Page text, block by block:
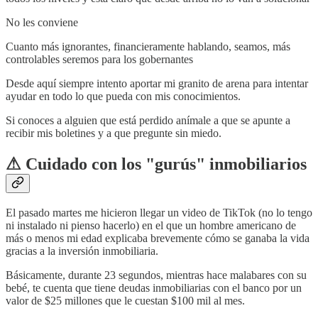
No les conviene
Cuanto más ignorantes, financieramente hablando, seamos, más
controlables seremos para los gobernantes
Desde aquí siempre intento aportar mi granito de arena para intentar
ayudar en todo lo que pueda con mis conocimientos.
Si conoces a alguien que está perdido anímale a que se apunte a
recibir mis boletines y a que pregunte sin miedo.
⚠ Cuidado con los "gurús" inmobiliarios
El pasado martes me hicieron llegar un video de TikTok (no lo tengo
ni instalado ni pienso hacerlo) en el que un hombre americano de
más o menos mi edad explicaba brevemente cómo se ganaba la vida
gracias a la inversión inmobiliaria.
Básicamente, durante 23 segundos, mientras hace malabares con su
bebé, te cuenta que tiene deudas inmobiliarias con el banco por un
valor de $25 millones que le cuestan $100 mil al mes.